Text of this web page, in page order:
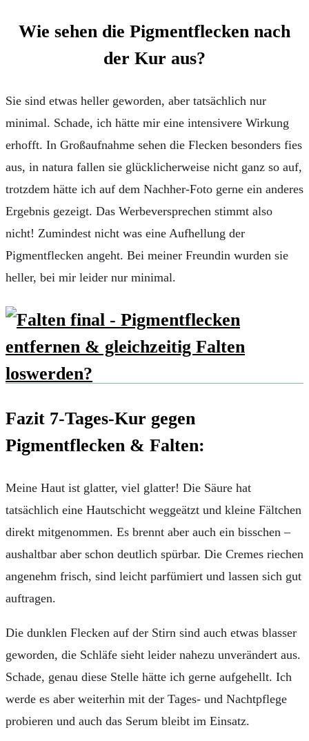
Wie sehen die Pigmentflecken nach
der Kur aus?
Sie sind etwas heller geworden, aber tatsächlich nur
minimal. Schade, ich hätte mir eine intensivere Wirkung
erhofft. In Großaufnahme sehen die Flecken besonders fies
aus, in natura fallen sie glücklicherweise nicht ganz so auf,
trotzdem hätte ich auf dem Nachher-Foto gerne ein anderes
Ergebnis gezeigt. Das Werbeversprechen stimmt also
nicht! Zumindest nicht was eine Aufhellung der
Pigmentflecken angeht. Bei meiner Freundin wurden sie
heller, bei mir leider nur minimal.
Fazit 7-Tages-Kur gegen
Pigmentflecken & Falten:
Meine Haut ist glatter, viel glatter! Die Säure hat
tatsächlich eine Hautschicht weggeätzt und kleine Fältchen
direkt mitgenommen. Es brennt aber auch ein bisschen –
aushaltbar aber schon deutlich spürbar. Die Cremes riechen
angenehm frisch, sind leicht parfümiert und lassen sich gut
auftragen.
Die dunklen Flecken auf der Stirn sind auch etwas blasser
geworden, die Schläfe sieht leider nahezu unverändert aus.
Schade, genau diese Stelle hätte ich gerne aufgehellt. Ich
werde es aber weiterhin mit der Tages- und Nachtpflege
probieren und auch das Serum bleibt im Einsatz.